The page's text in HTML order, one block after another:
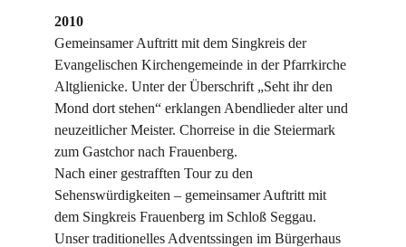
2010
Gemeinsamer Auftritt mit dem Singkreis der
Evangelischen Kirchengemeinde in der Pfarrkirche
Altglienicke. Unter der Überschrift „Seht ihr den
Mond dort stehen“ erklangen Abendlieder alter und
neuzeitlicher Meister. Chorreise in die Steiermark
zum Gastchor nach Frauenberg.
Nach einer gestrafften Tour zu den
Sehenswürdigkeiten – gemeinsamer Auftritt mit
dem Singkreis Frauenberg im Schloß Seggau.
Unser traditionelles Adventssingen im Bürgerhaus